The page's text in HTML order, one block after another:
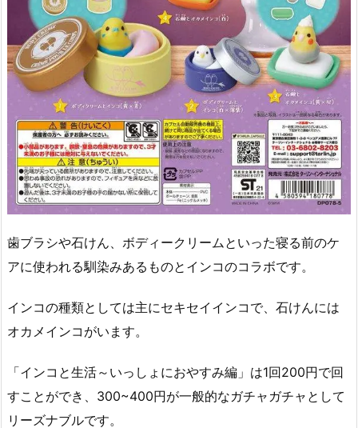
歯ブラシや石けん、ボディークリームといった寝る前のケ
アに使われる馴染みあるものとインコのコラボです。
インコの種類としては主にセキセイインコで、石けんには
オカメインコがいます。
「インコと生活～いっしょにおやすみ編」は1回200円で回
すことができ、300~400円が一般的なガチャガチャとして
リーズナブルです。